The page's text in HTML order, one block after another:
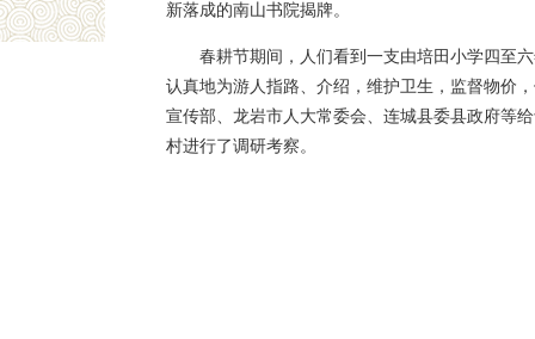
新落成的南山书院揭牌。
春耕节期间，人们看到一支由培田小学四至
认真地为游人指路、介绍，维护卫生，监督物价
宣传部、龙岩市人大常委会、连城县委县政府等
村进行了调研考察。